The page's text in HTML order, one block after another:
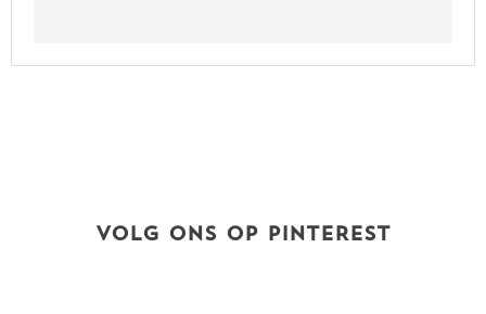
VOLG ONS OP PINTEREST